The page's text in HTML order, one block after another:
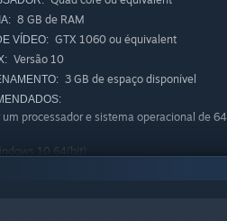
8 GB de RAM
VÍDEO: GTX 1060 ou équivalent
Versão 10
3 GB de espaço disponível
um processador e sistema operacional de 64
10 64(bit)